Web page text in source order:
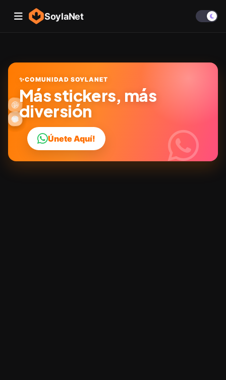
SoylaNet
✨COMUNIDAD SOYLANET
Más stickers, más
diversión
Únete Aquí!
😎
😂
🔥
💬
❤️
✨
🤩
😜